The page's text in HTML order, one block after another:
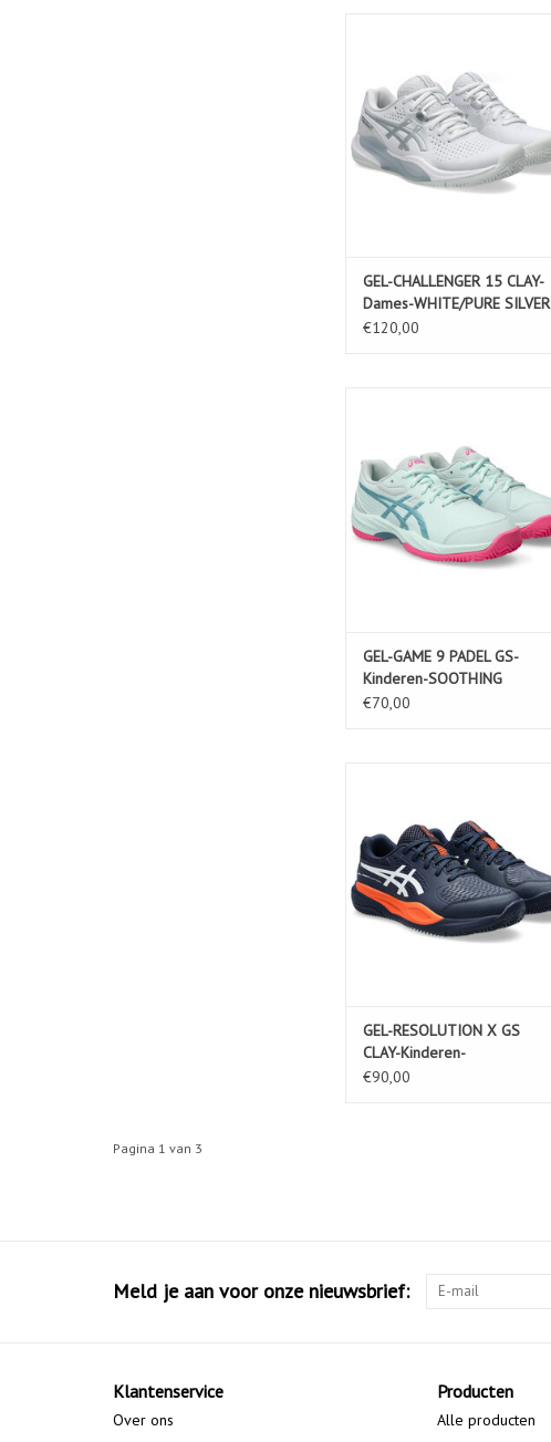
TOEVOEGEN AAN WINKELWAGEN
GEL-CHALLENGER 15 CLAY-
Dames-WHITE/PURE SILVER
€120,00
TOEVOEGEN AAN WINKELWAGEN
GEL-GAME 9 PADEL GS-
Kinderen-SOOTHING
SEA/GRIS BLUE
€70,00
TOEVOEGEN AAN WINKELWAGEN
GEL-RESOLUTION X GS
CLAY-Kinderen-
MIDNIGHT/WHITE
€90,00
Pagina 1 van 3
Meld je aan voor onze nieuwsbrief:
Klantenservice
Over ons
Producten
Alle producten